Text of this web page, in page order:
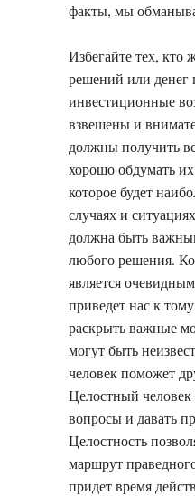
факты, мы
Избегайте тех, кто
решений или денег
инвестиционные
взвешены и
должны получить
хорошо обдумать
которое будет
случаях и
должна быть
любого решения.
является
приведет нас к
раскрыть важные
могут быть
человек поможет
Целостный человек
вопросы и давать
Целостность
маршрут
придет время